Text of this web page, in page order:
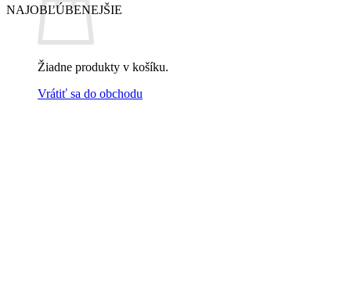
Žiadne produkty v košíku.
Vrátiť sa do obchodu
NAJOBĽÚBENEJŠIE